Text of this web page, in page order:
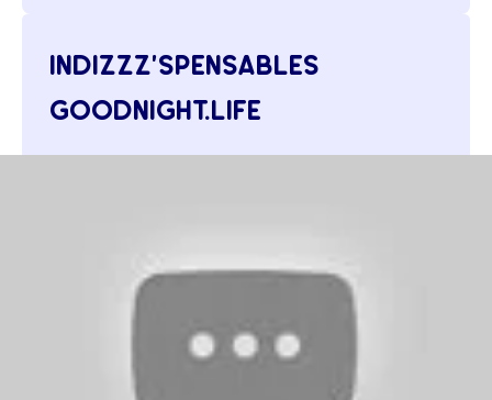
indizzz’spensables
goodnight.life
boutique du sommeil
forum